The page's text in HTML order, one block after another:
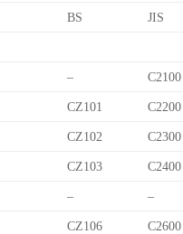
BS JIS
– C2100
CZ101 C2200
CZ102 C2300
CZ103 C2400
– –
CZ106 C2600